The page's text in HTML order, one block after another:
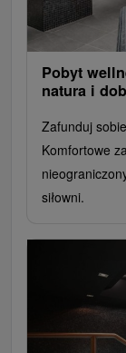
Pobyt
natura i
Zafunduj
Komfortowe
siłowni.